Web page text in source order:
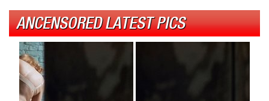
ANCENSORED LATEST PICS